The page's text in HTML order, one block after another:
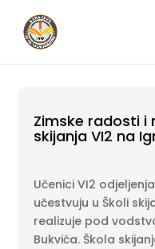
Zimske radosti i
skijanja VI2 na
Učenici VI2
učestvuju u Školi
realizuje pod
Bukvića. Škola